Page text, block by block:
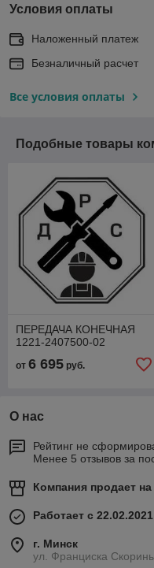
Условия оплаты
Наложенный платеж
Безналичный расчет
Все условия оплаты
Подобные товары
ПЕРЕДАЧА КОНЕЧНАЯ
1221-2407500-02
от 6 695 руб.
О нас
Рейтинг не
Менее 5 отзывов за
Компания продает на
Работает с 22.02.2021
г. Минск
ул. Франциска